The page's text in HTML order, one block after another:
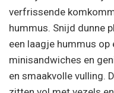
verfrissende
hummus. Snijd dunne
een laagje hummus op
minisandwiches en
en smaakvolle vulling.